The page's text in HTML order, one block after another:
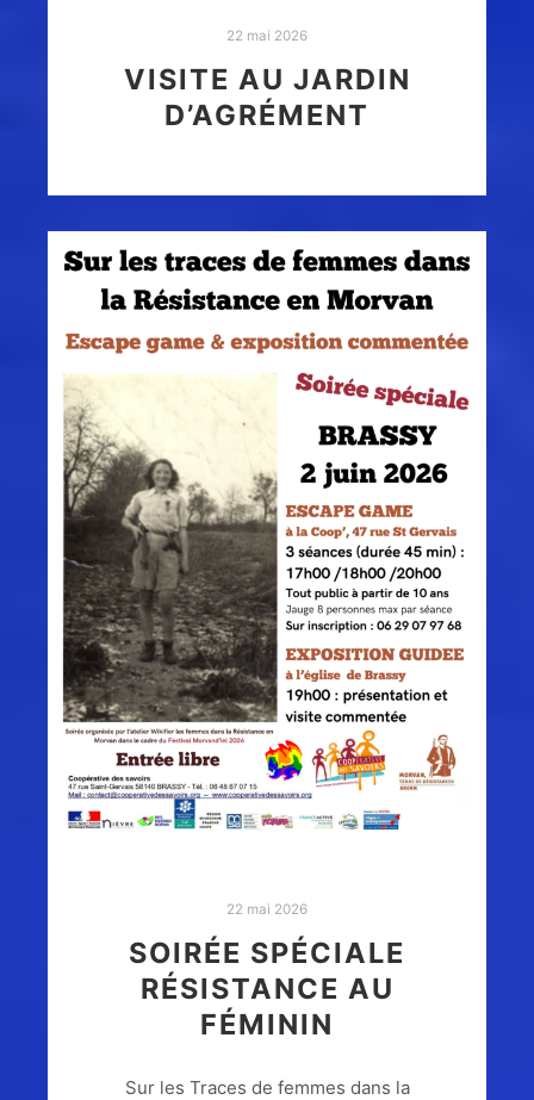
22 mai 2026
VISITE AU JARDIN
D’AGRÉMENT
22 mai 2026
SOIRÉE SPÉCIALE
RÉSISTANCE AU
FÉMININ
Sur les Traces de femmes dans la